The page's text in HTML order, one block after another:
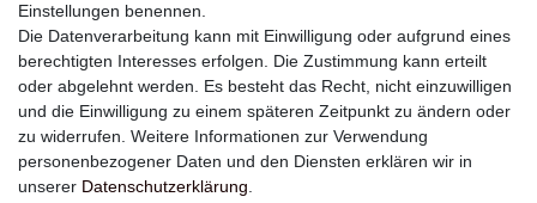
E-MAIL **
Einwilligung kann ich jederzeit widerrufen.**
Abonnieren
Einstellungen benennen.
Die Datenverarbeitung kann mit Einwilligung oder aufgrund eines
berechtigten Interesses erfolgen. Die Zustimmung kann erteilt
oder abgelehnt werden. Es besteht das Recht, nicht einzuwilligen
und die Einwilligung zu einem späteren Zeitpunkt zu ändern oder
zu widerrufen. Weitere Informationen zur Verwendung
personenbezogener Daten und den Diensten erklären wir in
unserer Daten­schutz­erklärung